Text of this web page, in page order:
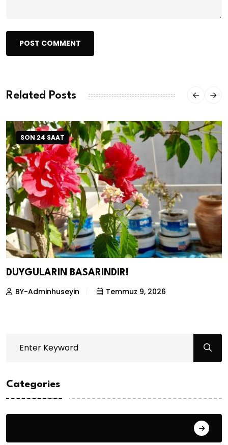
POST COMMENT
Related Posts
SON 24 SAAT
DUYGULARIN BASARINDIR!
BY-Adminhuseyin Temmuz 9, 2026
Categories